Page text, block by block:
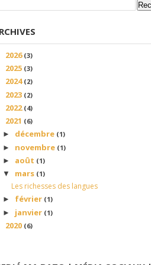
2026 (3)
2025 (3)
2024 (2)
2023 (2)
2022 (4)
2021 (6)
► décembre (1)
► novembre (1)
► août (1)
▼ mars (1)
Les richesses des langues
► février (1)
► janvier (1)
2020 (6)